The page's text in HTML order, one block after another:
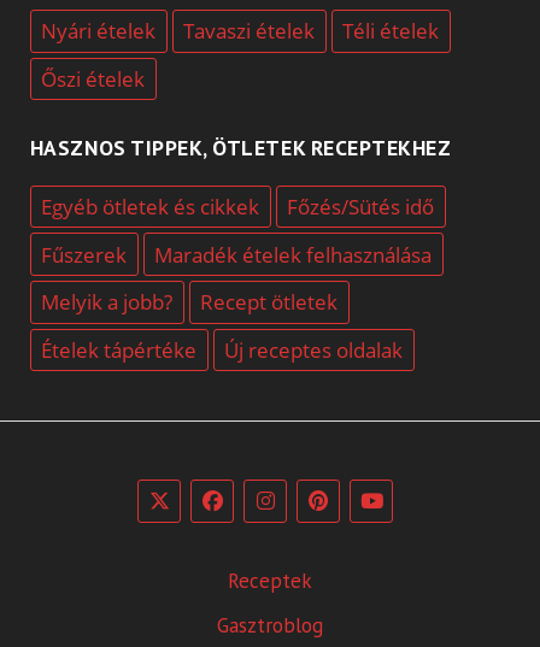
Nyári ételek Tavaszi ételek
Téli ételek
Őszi ételek
HASZNOS TIPPEK, ÖTLETEK RECEPTEKHEZ
Egyéb ötletek és cikkek
Főzés/Sütés idő
Fűszerek
Maradék ételek felhasználása
Melyik a jobb?
Recept ötletek
Ételek tápértéke
Új receptes oldalak
Receptek
Gasztroblog